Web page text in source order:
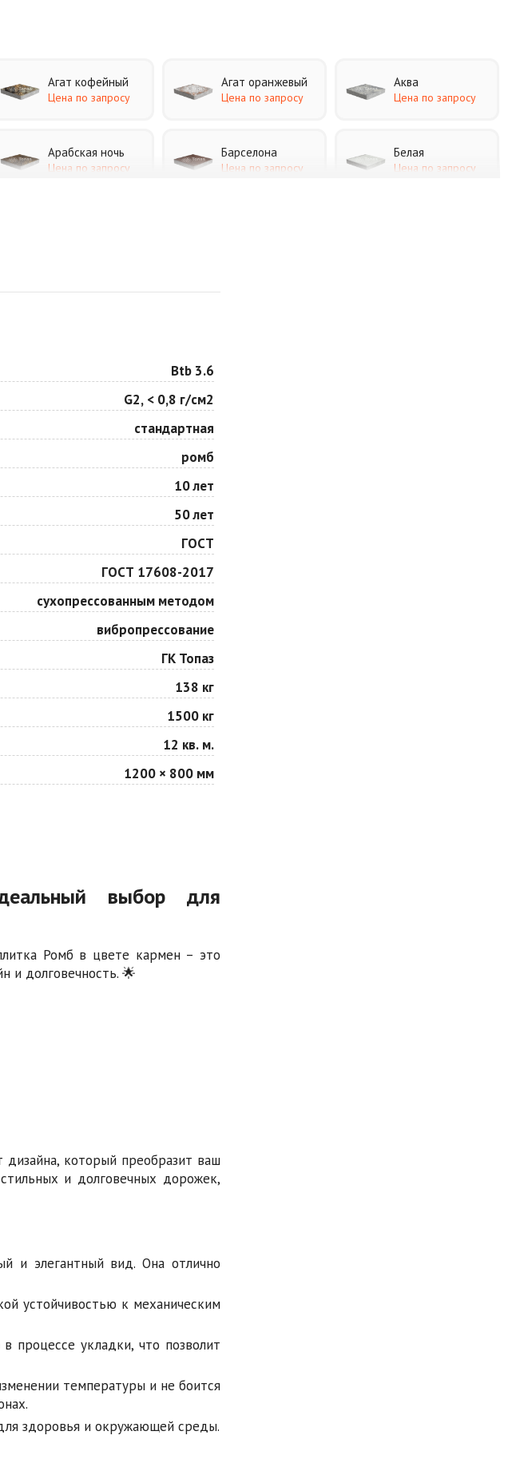
Агат кофейный
Цена по запросу
Агат оранжевый
Цена по запросу
Аква
Цена по запросу
Арабская ночь
Цена по запросу
Барселона
Цена по запросу
Белая
Цена по запросу
Красная
Цена по запросу
Btb 3.6
G2, < 0,8 г/см2
стандартная
ромб
10 лет
50 лет
ГОСТ
ГОСТ 17608-2017
сухопрессованным методом
вибропрессование
ГК Топаз
138 кг
1500 кг
12 кв. м.
1200 × 800 мм
выбор для
Ромб в цвете кармен – это
и долговечность. 🌟
который преобразит ваш
и долговечных дорожек,
и элегантный вид. Она отлично
устойчивостью к механическим
процессе укладки, что позволит
температуры и не боится
здоровья и окружающей среды.